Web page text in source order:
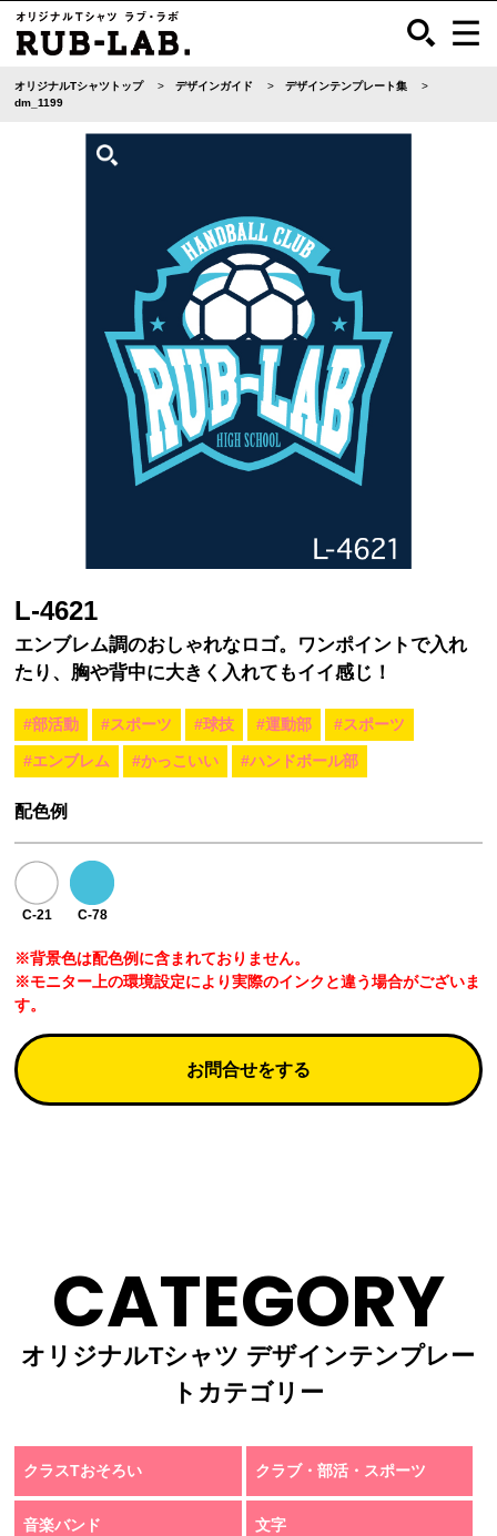
オリジナルTシャツトップ デザインガイド
デザインテンプレート集
dm_1199
L-4621
エンブレム調のおしゃれなロゴ。ワンポイントで入れ
たり、胸や背中に大きく入れてもイイ感じ！
#部活動 #スポーツ #球技 #運動部 #スポーツ
#エンブレム #かっこいい #ハンドボール部
配色例
C-21 C-78
※背景色は配色例に含まれておりません。
※モニター上の環境設定により実際のインクと違う場合がございま
す。
お問合せをする
CATEGORY
オリジナルTシャツ デザインテンプレー
トカテゴリー
クラスTおそろい クラブ・部活・スポーツ
音楽バンド 文字